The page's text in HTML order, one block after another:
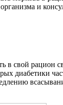
и
свой рацион
диабетики